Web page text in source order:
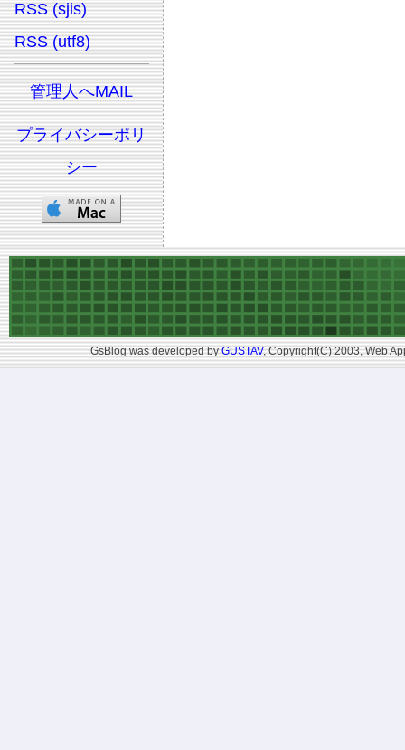
RSS (sjis)
RSS (utf8)
管理人へMAIL
プライバシーポリ
シー
GsBlog was developed byGUSTAV, Copyright(C) 2003, Web